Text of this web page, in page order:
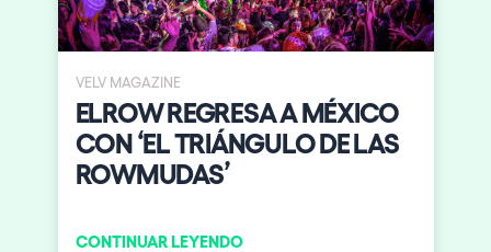
VELV MAGAZINE
ELROW REGRESA A MÉXICO
CON ‘EL TRIÁNGULO DE LAS
ROWMUDAS’
CONTINUAR LEYENDO